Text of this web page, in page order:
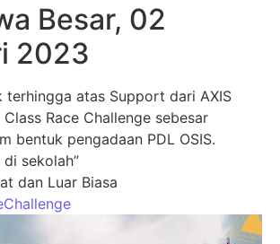
Besar, 02
2023
terhingga atas Support dari AXIS
Race Challenge sebesar
bentuk pengadaan PDL OSIS.
di sekolah”
dan Luar Biasa